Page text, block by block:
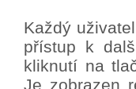
Každý
přístup k
kliknutí na
Je zobrazen